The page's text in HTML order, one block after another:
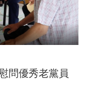
問優秀老黨員